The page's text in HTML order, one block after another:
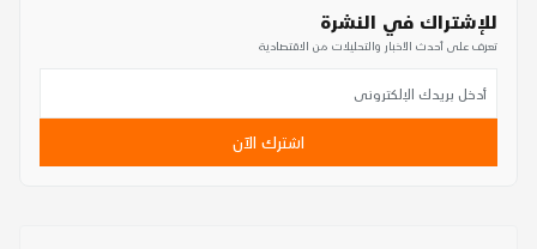
للإشتراك في النشرة
تعرف على أحدث الأخبار والتحليلات من الاقتصادية
اشترك الآن